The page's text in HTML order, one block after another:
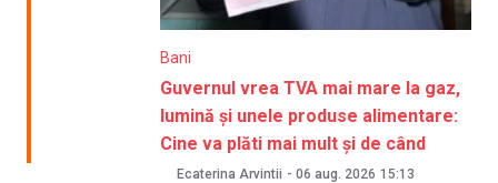
Bani
Guvernul vrea TVA mai mare la gaz,
lumină și unele produse alimentare:
Cine va plăti mai mult și de când
Ecaterina Arvintii - 06 aug. 2026 15:13